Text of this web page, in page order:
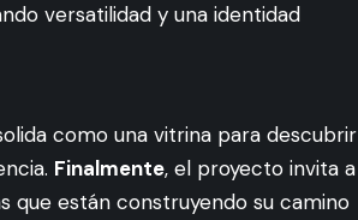
versatilidad y una identidad
como una vitrina para descubrir
Finalmente, el proyecto invita a
que están construyendo su camino